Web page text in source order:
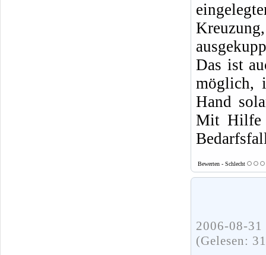
Das ist
möglich,
Hand
Mit Hilfe
Bewerten - Schlecht
2006-08-
(Gelesen: